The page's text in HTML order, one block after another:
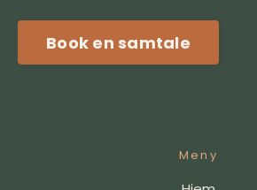
Book en samtale
Meny